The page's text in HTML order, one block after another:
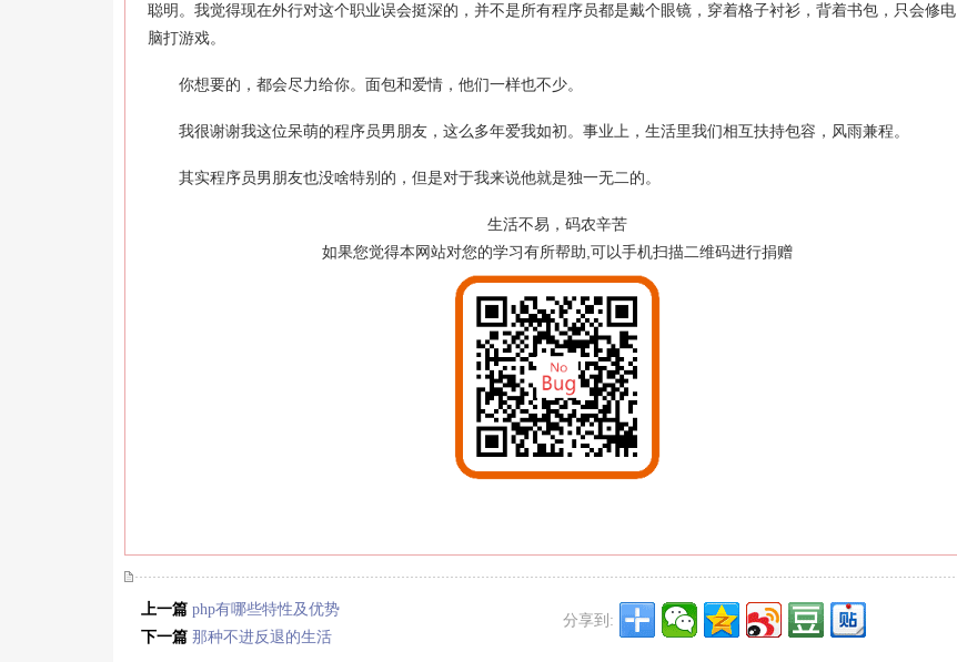
聪明。我觉得现在外行对这个职业误会挺深的，并不是所有程序员都是戴个眼镜，穿着格子衬衫，背着书包，只会修电
脑打游戏。
你想要的，都会尽力给你。面包和爱情，他们一样也不少。
我很谢谢我这位呆萌的程序员男朋友，这么多年爱我如初。事业上，生活里我们相互扶持包容，风雨兼程。
其实程序员男朋友也没啥特别的，但是对于我来说他就是独一无二的。
生活不易，码农辛苦
如果您觉得本网站对您的学习有所帮助,可以手机扫描二维码进行捐赠
上一篇 php有哪些特性及优势
下一篇 那种不进反退的生活
分享到: